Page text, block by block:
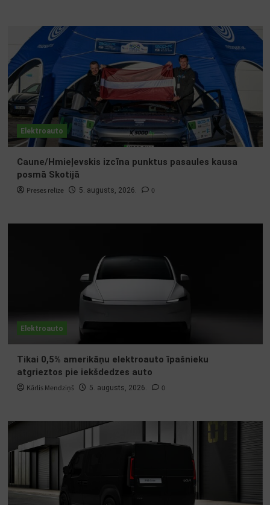
Elektroauto
Caune/Hmieļevskis izcīna punktus pasaules kausa
posmā Skotijā
Preses relīze 5. augusts, 2026. 0
Elektroauto
Tikai 0,5% amerikāņu elektroauto īpašnieku
atgrieztos pie iekšdedzes auto
Kārlis Mendziņš 5. augusts, 2026. 0